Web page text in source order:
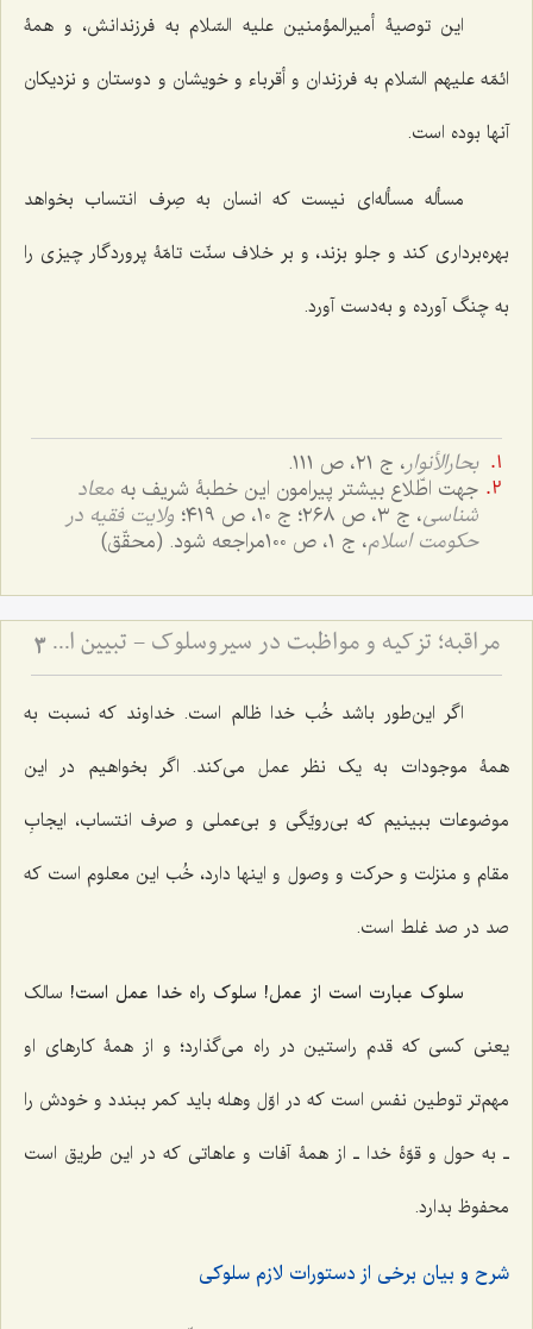
این توصیۀ أمیرالمؤمنین علیه السّلام به فرزندانش، و همۀ
ائمّهعلیهم السّلام به فرزندان و أقرباء و خویشان و دوستان و نزدیکان
آنها بوده است.
مسأله مسأله‌ای نیست که انسان به صِرف انتساب بخواهد
بهره‌برداری کند و جلو بزند، و بر خلاف سنّت تامّۀ پروردگار چیزی را
به چنگ آورده و به‌دست آورد.
بحارالأنوار، ج ٢١، ص ١١١.
جهت اطّلاع بیشتر پیرامون این خطبۀ شریف به معاد
شناسی، ج ٣، ص ٢٦٨؛ ج ١٠، ص ٤١٩؛
ولایت فقیه در
حکومت اسلام، ج ١، ص ١٠٠مراجعه شود. (محقّق)
مراقبه؛ تزكیه و مواظبت در سیروسلوك - تبیین اصول مهم سیروسلوک از منظر علامه طهرانی 3
اگر این‌طور باشد خُب خدا ظالم است. خداوند که نسبت به
همۀ موجودات به یک نظر عمل می‌کند. اگر بخواهیم در این
موضوعات ببینیم که بی‌رویّگی و بی‌عملی و صرف انتساب، ایجابِ
مقام و منزلت و حرکت و وصول و اینها دارد، خُب این معلوم است که
صد در صد غلط است.
سلوک عبارت است از عمل! سلوک راه خدا عمل است! سالک
یعنی کسی که قدم راستین در راه می‌گذارد؛ و از همۀ کارهای او
مهم‌تر توطین نفس است که در اوّل وهله باید کمر ببندد و خودش را
ـ به حول و قوّۀ خدا ـ از همۀ آفات و عاهاتی که در این طریق است
محفوظ بدارد.
شرح و بیان برخی از دستورات لازم سلوکی